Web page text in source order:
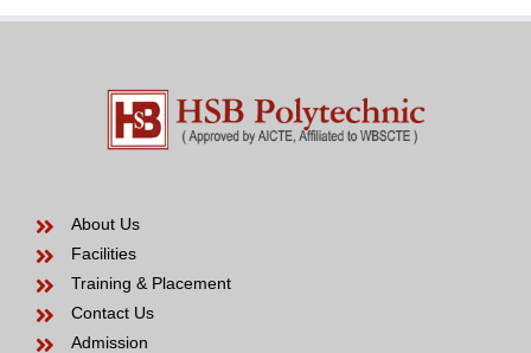
About Us
Facilities
Training & Placement
Contact Us
Admission